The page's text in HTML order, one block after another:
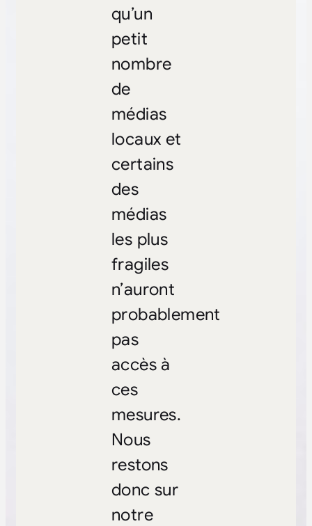
qu’un
petit
nombre
de
médias
locaux et
certains
des
médias
les plus
fragiles
n’auront
probablement
pas
accès à
ces
mesures.
Nous
restons
donc sur
notre